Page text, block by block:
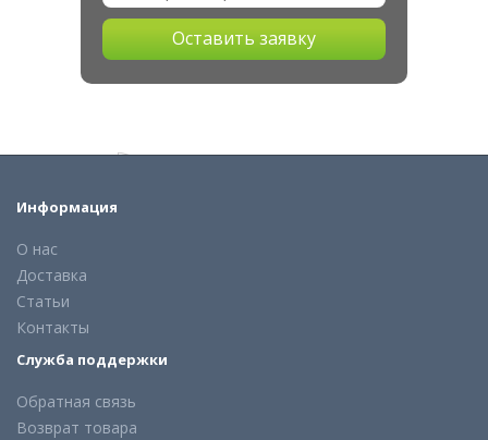
Оставить заявку
Информация
О нас
Доставка
Статьи
Контакты
Служба поддержки
Обратная связь
Возврат товара